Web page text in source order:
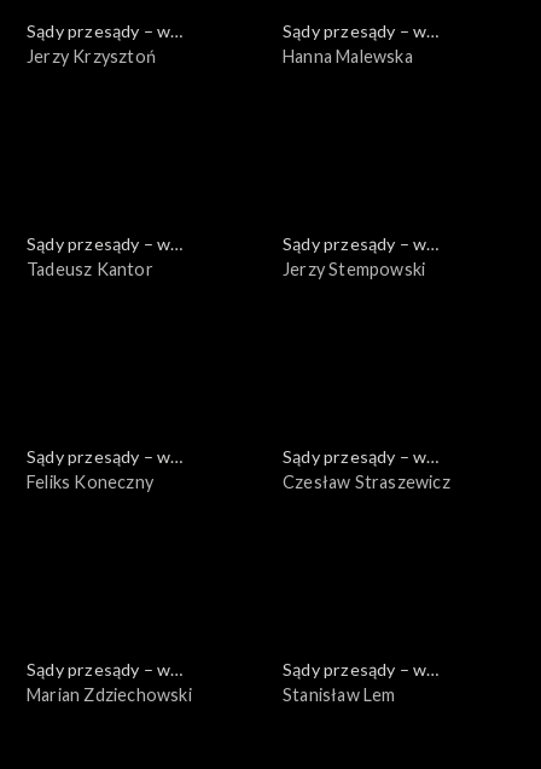
Sądy przesądy – w
powiększeniu
Jerzy Krzysztoń
Sądy przesądy – w
powiększeniu
Hanna Malewska
Sądy przesądy – w
powiększeniu
Tadeusz Kantor
Sądy przesądy – w
powiększeniu
Jerzy Stempowski
Sądy przesądy – w
powiększeniu
Feliks Koneczny
Sądy przesądy – w
powiększeniu
Czesław Straszewicz
Sądy przesądy – w
powiększeniu
Marian Zdziechowski
Sądy przesądy – w
powiększeniu
Stanisław Lem